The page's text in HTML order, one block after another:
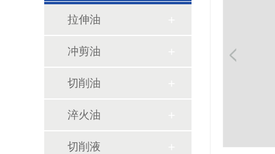
拉伸油
冲剪油
切削油
淬火油
切削液